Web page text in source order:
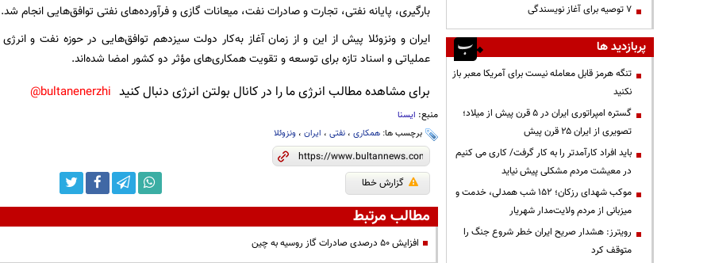
بارگیری، پایانه نفتی، تجارت و صادرات نفت، میعانات گازی و فرآورده‌های نفتی توافق‌هایی انجام شد.
ایران و ونزوئلا پیش از این و از زمان آغاز به‌کار دولت سیزدهم توافق‌هایی در حوزه نفت و
عملیاتی و اسناد تازه برای توسعه و تقویت همکاری‌های مؤثر دو کشور امضا شده‌اند.
برای مشاهده مطالب انرژی ما را در کانال بولتن انرژی دنبال کنید bultanenerzhi@
منبع: ایسنا
برچسب ها: همکاری، نفتی، ایران، ونزوئلا
گزارش خطا
مطالب مرتبط
افزایش ۵۰ درصدی صادرات گاز روسیه به چین
۷ توصیه برای آغاز نویسندگی
پربازدید ها
تنگه هرمز قابل معامله نیست برای آمریکا معبر باز
نکنید
گستره امپراتوری ایران در ۵ قرن پیش از میلاد؛
تصویری از ایران ۲۵ قرن پیش
باید افراد کارآمدتر را به کار گرفت/ کاری می کنیم
در معیشت مردم مشکلی پیش نیاید
موکب شهدای رزکان؛ ۱۵۲ شب همدلی، خدمت و
میزبانی از مردم ولایت‌مدار شهریار
رویترز: هشدار صریح ایران خطر شروع جنگ را
متوقف کرد